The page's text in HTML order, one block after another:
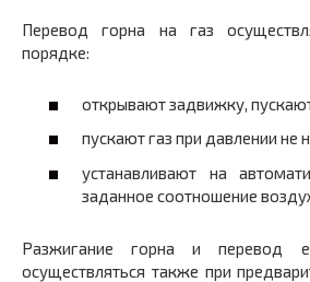
Перевод горна на газ
порядке:
открывают задвижку,
пускают газ при давлении не
устанавливают на
заданное соотношение
Разжигание горна и перевод
осуществляться также при